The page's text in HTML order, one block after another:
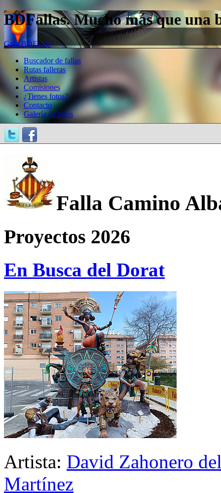
BDFallas. Mucho más que una
Guía BDFallas
Buscador de fallas
Rutas falleras
Artistas
Comisiones
¿Tienes fotos?
Contacto
Galería de fotos
Falla Camino
Proyectos 2026
En Busca del Dorat
Artista: David Zahonero
Martínez